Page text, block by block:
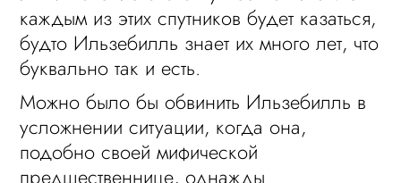
каждым из этих спутников будет казаться,
будто Ильзебилль знает их много лет, что
буквально так и есть.
Можно было бы обвинить Ильзебилль в
усложнении ситуации, когда она,
подобно своей мифической
предшественнице, однажды